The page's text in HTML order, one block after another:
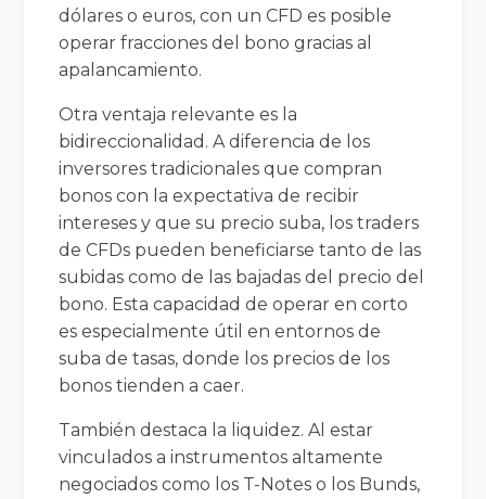
dólares o euros, con un CFD es posible
operar fracciones del bono gracias al
apalancamiento.
Otra ventaja relevante es la
bidireccionalidad. A diferencia de los
inversores tradicionales que compran
bonos con la expectativa de recibir
intereses y que su precio suba, los traders
de CFDs pueden beneficiarse tanto de las
subidas como de las bajadas del precio del
bono. Esta capacidad de operar en corto
es especialmente útil en entornos de
suba de tasas, donde los precios de los
bonos tienden a caer.
También destaca la liquidez. Al estar
vinculados a instrumentos altamente
negociados como los T-Notes o los Bunds,